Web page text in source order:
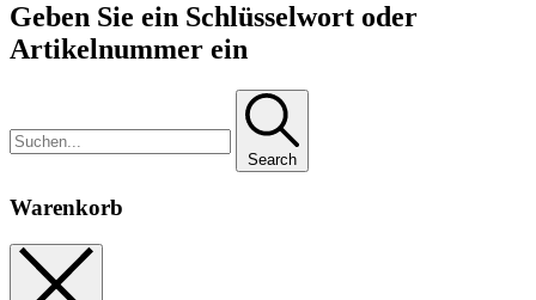
Geben Sie ein Schlüsselwort oder
Artikelnummer ein
Search
Warenkorb